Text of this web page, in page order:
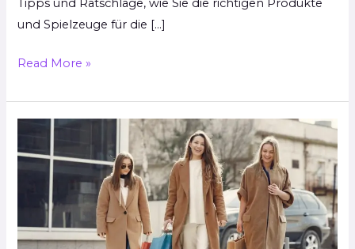
Tipps und Ratschläge, wie Sie die richtigen Produkte
und Spielzeuge für die […]
Read More »
Cleveres
Shopping:
Tipps
Tricks
für